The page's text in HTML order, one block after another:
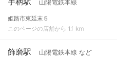
山陽電鉄本線
姫路市東延末５
このページの店舗から 1.1 km
飾磨駅 山陽電鉄本線 など